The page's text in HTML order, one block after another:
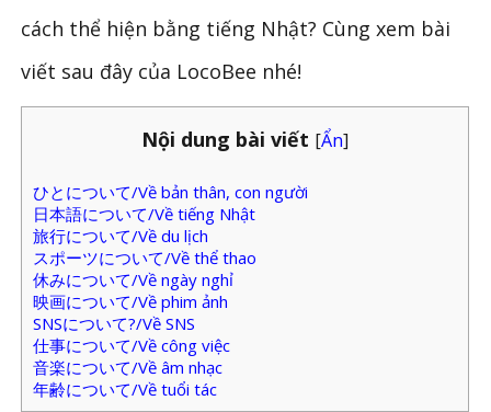
cách thể hiện bằng tiếng Nhật? Cùng xem bài
viết sau đây của LocoBee nhé!
Nội dung bài viết [Ẩn]
ひとについて/Về bản thân, con người
日本語について/Về tiếng Nhật
旅行について/Về du lịch
スポーツについて/Về thể thao
休みについて/Về ngày nghỉ
映画について/Về phim ảnh
SNSについて?/Về SNS
仕事について/Về công việc
音楽について/Về âm nhạc
年齢について/Về tuổi tác